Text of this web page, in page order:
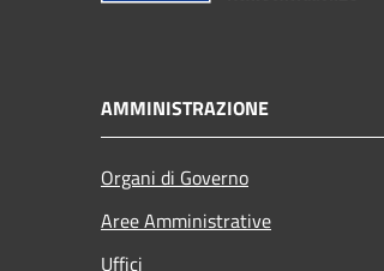
AMMINISTRAZIONE
Organi di Governo
Aree Amministrative
Uffici